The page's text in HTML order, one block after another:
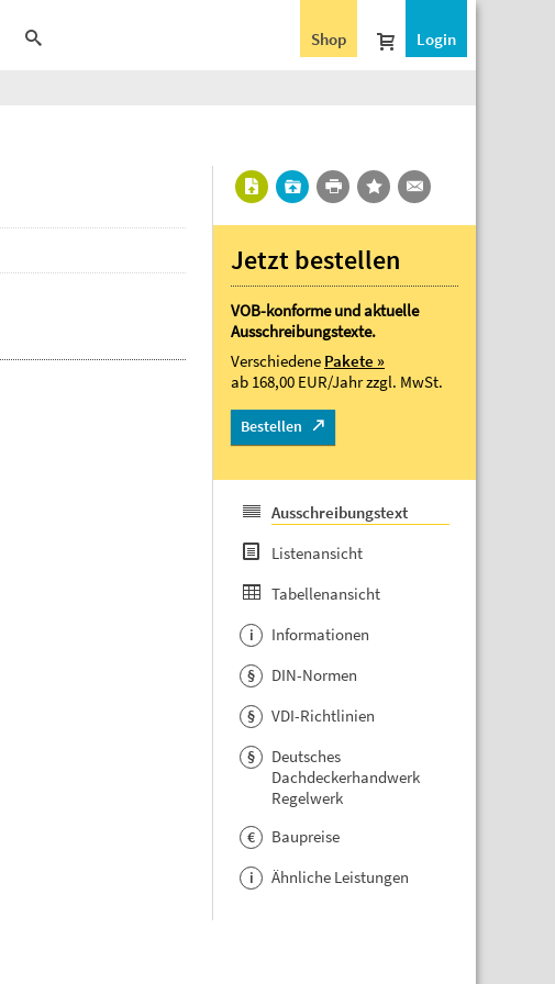
Login
Shop
Jetzt bestellen
VOB-konforme und aktuelle
Ausschreibungstexte.
Verschiedene Pakete »
ab 168,00 EUR/Jahrzzgl. MwSt.
Bestellen
Ausschreibungstext
Listenansicht
Tabellenansicht
i Informationen
§ DIN-Normen
§ VDI-Richtlinien
§
Deutsches
Dachdeckerhandwerk
Regelwerk
€ Baupreise
i Ähnliche Leistungen